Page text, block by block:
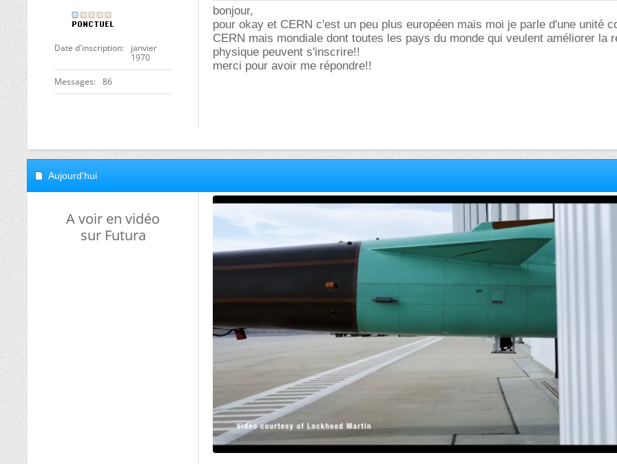
Date d'inscription
janvier
1970
Messages 86
bonjour,
pour okay et CERN c'est un peu plus européen mais moi je parle d'une unité
CERN mais mondiale dont toutes les pays du monde qui veulent améliorer la
physique peuvent s'inscrire!!
merci pour avoir me répondre!!
Aujourd'hui
A voir en vidéo
sur Futura